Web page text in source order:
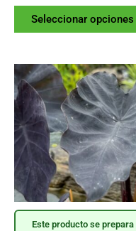
Seleccionar opciones
Este producto se prepara